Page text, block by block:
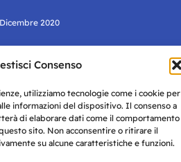
Consenso
utilizziamo tecnologie come i cookie per
informazioni del dispositivo. Il consenso a
di elaborare dati come il comportamento
sito. Non acconsentire o ritirare il
su alcune caratteristiche e funzioni.
2020